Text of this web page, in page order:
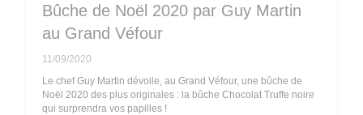
Bûche de Noël 2020 par Guy Martin
au Grand Véfour
11/09/2020
Le chef Guy Martin dévoile, au Grand Véfour, une bûche de
Noël 2020 des plus originales : la bûche Chocolat Truffe noire
qui surprendra vos papilles !